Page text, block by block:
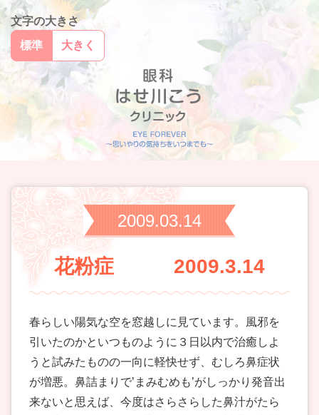
文字の大きさ
標準
大きく
2009.03.14
花粉症 2009.3.14
春らしい陽気な空を窓越しに見ています。風邪を
引いたのかといつものように３日以内で治癒しよ
うと試みたものの一向に軽快せず、むしろ鼻症状
が増悪。鼻詰まりで’まみむめも’がしっかり発音出
来ないと思えば、今度はさらさらした鼻汁がたら